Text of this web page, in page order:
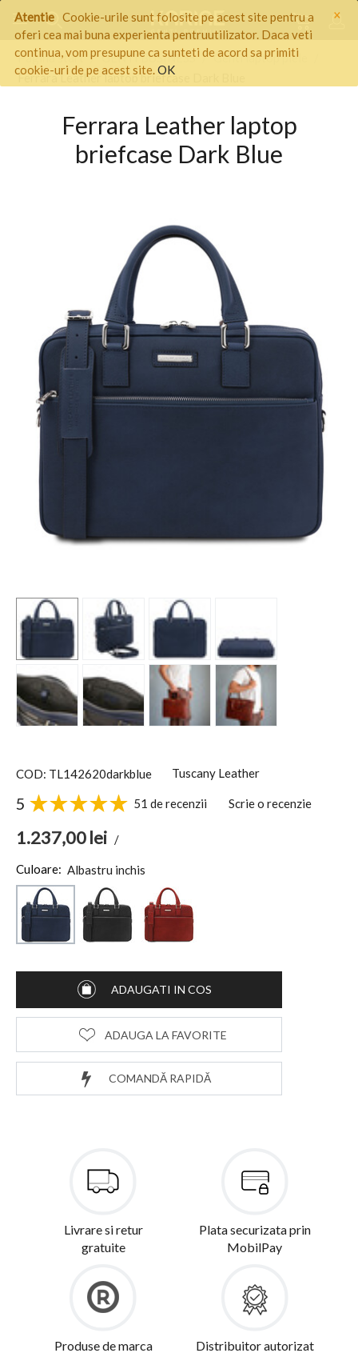
×
Atentie Cookie-urile sunt folosite pe acest site pentru a
oferi cea mai buna experienta pentruutilizator. Daca veti
continua, vom presupune ca sunteti de acord sa primiti
cookie-uri de pe acest site.OK
Pagina start / GENTI BUSINESS / Genti laptop piele
Ferrara Leather laptop briefcase Dark Blue
Ferrara Leather laptop
briefcase Dark Blue
COD: TL142620darkblue Tuscany Leather
5 51 de recenzii Scrie o recenzie
1.237,00lei /
Culoare: Albastru inchis
ADAUGATI IN COS
COMANDĂ RAPIDĂ
ADAUGA LA FAVORITE
Livrare si retur
gratuite
Plata securizata prin
MobilPay
Produse de marca
Distribuitor autorizat